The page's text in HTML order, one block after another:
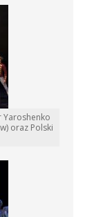
Yaroshenko
oraz Polski